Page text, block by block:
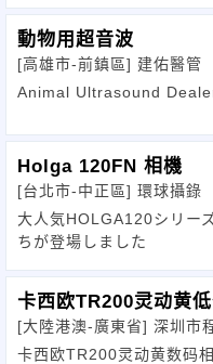
動物用超音波
[高雄市-前鎮區] 建佑醫管
Animal Ultrasound
Holga 120FN 相機
[台北市-中正區] 環球攝錄
大人気HOLGA120シリー
ちが登場しました
卡西欧TR200灵动黄
[大陸港澳-廣東省] 深圳市
卡西欧TR200灵动黄数码